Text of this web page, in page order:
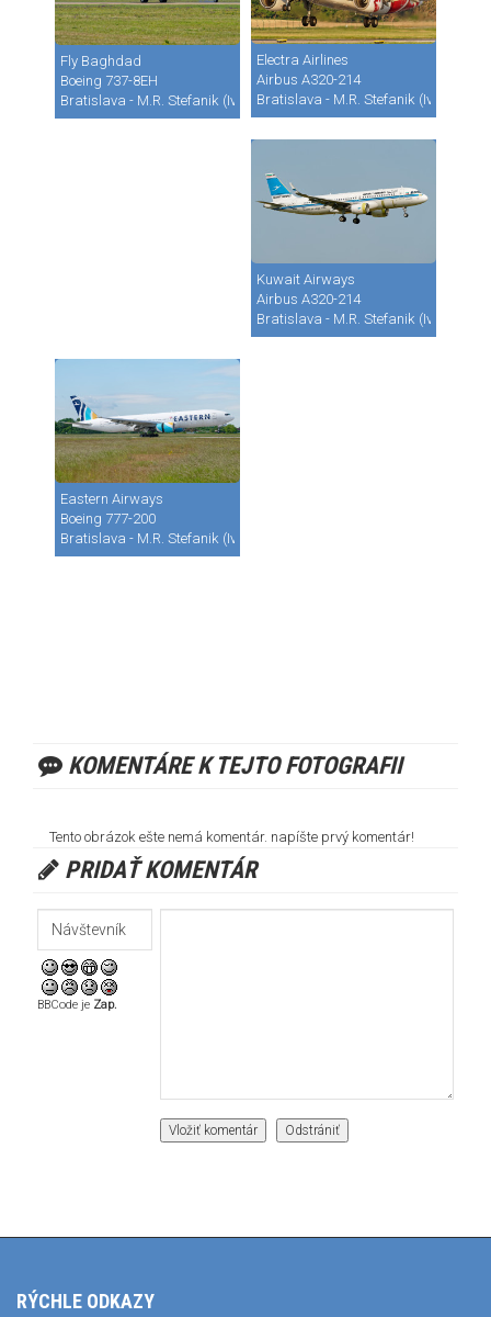
Fly Baghdad
Boeing 737-8EH
Bratislava - M.R. Stefanik (Ivanka) (BTS / LZIB)
Electra Airlines
Airbus A320-214
Bratislava - M.R. Stefanik (Ivanka)
Kuwait Airways
Airbus A320-214
Bratislava - M.R. Stefanik (Ivanka)
Eastern Airways
Boeing 777-200
Bratislava - M.R. Stefanik (Ivanka) (BTS / LZIB)
KOMENTÁRE K TEJTO FOTOGRAFII
Tento obrázok ešte nemá komentár. napíšte prvý komentár!
PRIDAŤ KOMENTÁR
BBCode je Zap.
RÝCHLE ODKAZY